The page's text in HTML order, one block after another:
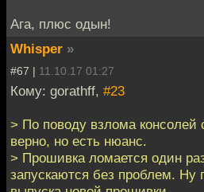
Ага, плюс одын!
Whisper »
#67 | 11.10.17 01:27
Кому: gorathff, #23
> По поводу взлома консолей
верно, но есть нюанс.
> Прошивка ломается один
запускаются без проблем. Ну